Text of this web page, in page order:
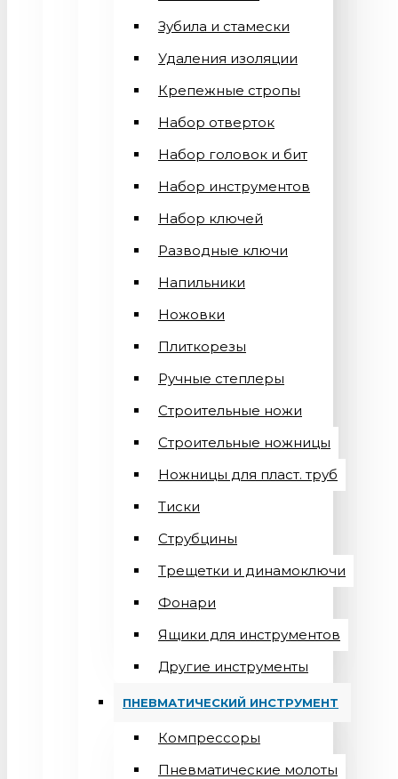
Зубила и стамески
Удаления изоляции
Крепежные стропы
Набор отверток
Набор головок и бит
Набор инструментов
Набор ключей
Разводные ключи
Напильники
Ножовки
Плиткорезы
Ручные степлеры
Строительные ножи
Строительные ножницы
Ножницы для пласт. труб
Тиски
Струбцины
Трещетки и динамоключи
Фонари
Ящики для инструментов
Другие инструменты
ПНЕВМАТИЧЕСКИЙ ИНСТРУМЕНТ
Компрессоры
Пневматические молоты